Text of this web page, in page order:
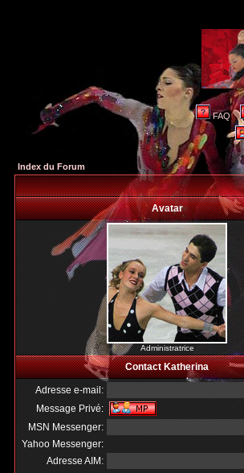
FAQ
Index du Forum
Avatar
Administratrice
Contact Katherina
Adresse e-mail:
Message Privé:
MSN Messenger:
Yahoo Messenger:
Adresse AIM: